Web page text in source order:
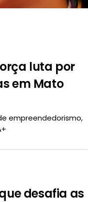
luta por
em Mato
empreendedorismo,
desafia as